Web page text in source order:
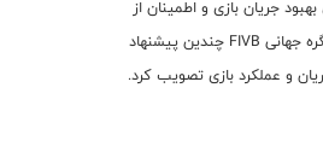
جریان بازی و اطمینان از
تجمعات دیدنی تصویب کردند سی و هفتمین کنگره جهانی FIVB چندین پیشنهاد
و عملکرد بازی تصویب کرد.